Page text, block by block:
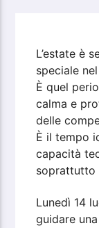
L’estate è
speciale
È quel
calma e
delle
È il tempo
capacità
soprattutto
Lunedì 14
guidare